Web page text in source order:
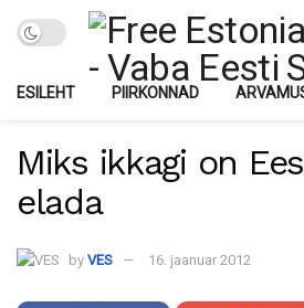
ESILEHT PIIRKONNAD
Miks ikkagi on
elada
by VES 16. jaanuar 2012